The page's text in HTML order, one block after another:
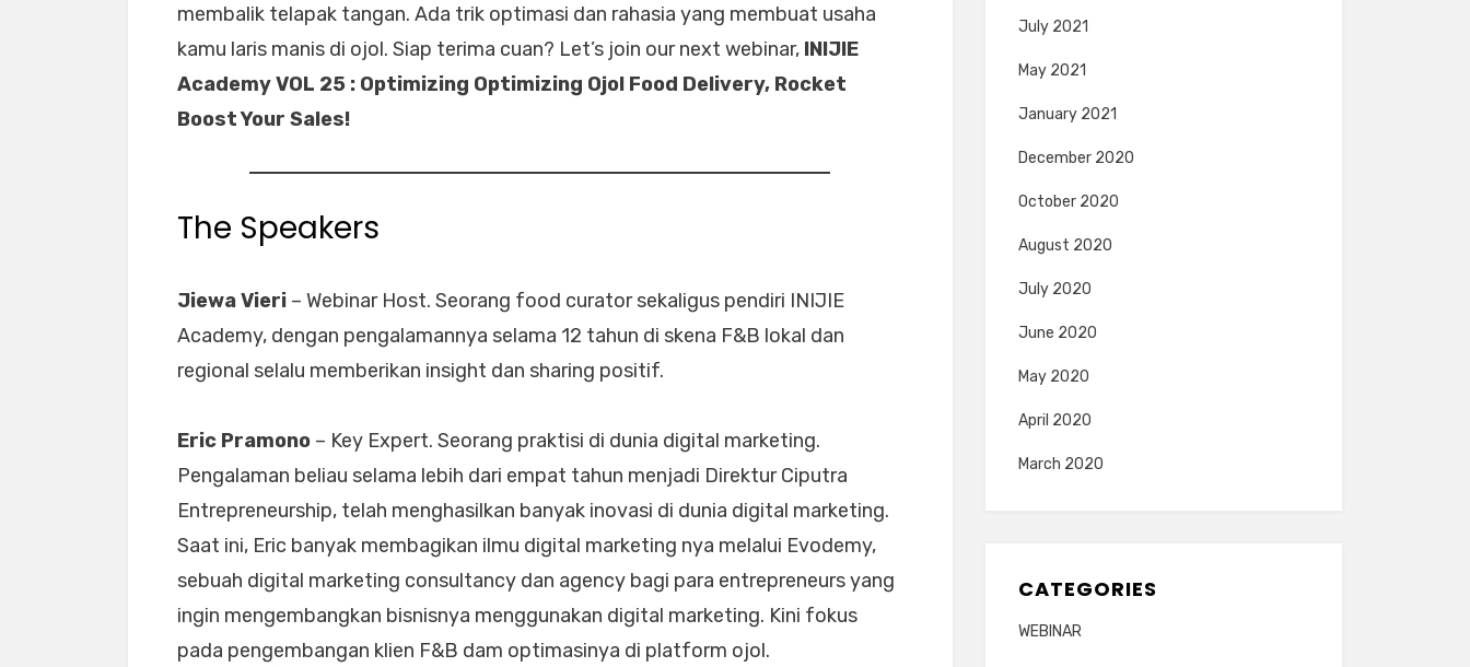
membalik telapak tangan. Ada trik optimasi dan rahasia yang membuat usaha
kamu laris manis di ojol. Siap terima cuan? Let’s join our next webinar, INIJIE
Academy VOL 25 : Optimizing Optimizing Ojol Food Delivery, Rocket
Boost Your Sales!
The Speakers
Jiewa Vieri – Webinar Host. Seorang food curator sekaligus pendiri INIJIE
Academy, dengan pengalamannya selama 12 tahun di skena F&B lokal dan
regional selalu memberikan insight dan sharing positif.
Eric Pramono – Key Expert. Seorang praktisi di dunia digital marketing.
Pengalaman beliau selama lebih dari empat tahun menjadi Direktur Ciputra
Entrepreneurship, telah menghasilkan banyak inovasi di dunia digital marketing.
Saat ini, Eric banyak membagikan ilmu digital marketing nya melalui Evodemy,
sebuah digital marketing consultancy dan agency bagi para entrepreneurs yang
ingin mengembangkan bisnisnya menggunakan digital marketing. Kini fokus
pada pengembangan klien F&B dam optimasinya di platform ojol.
July 2021
May 2021
January 2021
December 2020
October 2020
August 2020
July 2020
June 2020
May 2020
April 2020
March 2020
CATEGORIES
WEBINAR